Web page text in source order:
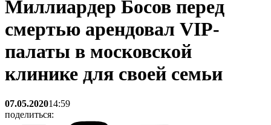
Миллиардер Босов перед
смертью арендовал VIP-
палаты в московской
клинике для своей семьи
07.05.202014:59
поделиться: